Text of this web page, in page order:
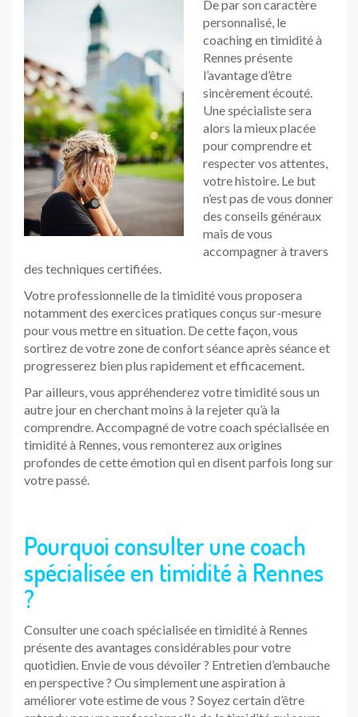
De par son caractère
personnalisé, le
coaching en timidité à
Rennes présente
l’avantage d’être
sincèrement écouté.
Une spécialiste sera
alors la mieux placée
pour comprendre et
respecter vos attentes,
votre histoire. Le but
n’est pas de vous donner
des conseils généraux
mais de vous
accompagner à travers
des techniques certifiées.
Votre professionnelle de la timidité vous proposera
notamment des exercices pratiques conçus sur-mesure
pour vous mettre en situation. De cette façon, vous
sortirez de votre zone de confort séance après séance et
progresserez bien plus rapidement et efficacement.
Par ailleurs, vous appréhenderez votre timidité sous un
autre jour en cherchant moins à la rejeter qu’à la
comprendre. Accompagné de votre coach spécialisée en
timidité à Rennes, vous remonterez aux origines
profondes de cette émotion qui en disent parfois long sur
votre passé.
Pourquoi consulter une coach
spécialisée en timidité à Rennes
?
Consulter une coach spécialisée en timidité à Rennes
présente des avantages considérables pour votre
quotidien. Envie de vous dévoiler ? Entretien d’embauche
en perspective ? Ou simplement une aspiration à
améliorer vote estime de vous ? Soyez certain d’être